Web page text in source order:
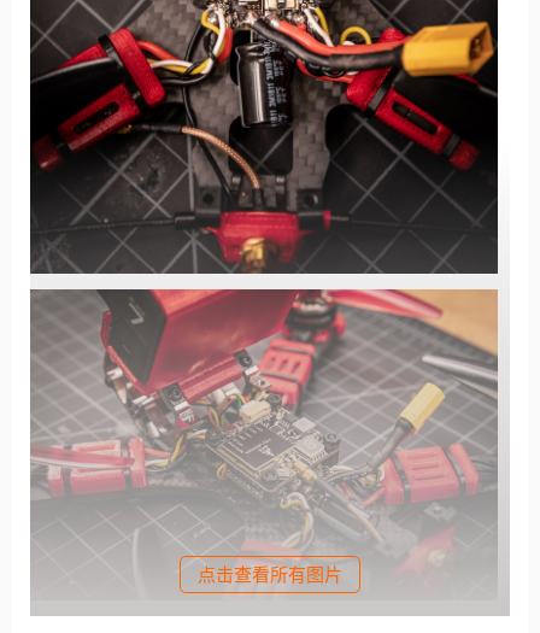
点击查看所有图片